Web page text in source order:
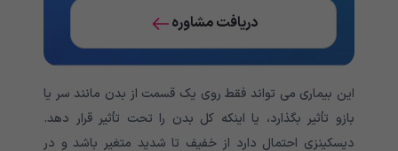
دریافت مشاوره
این بیماری می تواند فقط روی یک قسمت از بدن مانند سر یا
بازو تأثیر بگذارد، یا اینکه کل بدن را تحت تأثیر قرار دهد.
دیسکینزی احتمال دارد از خفیف تا شدید متغیر باشد و در